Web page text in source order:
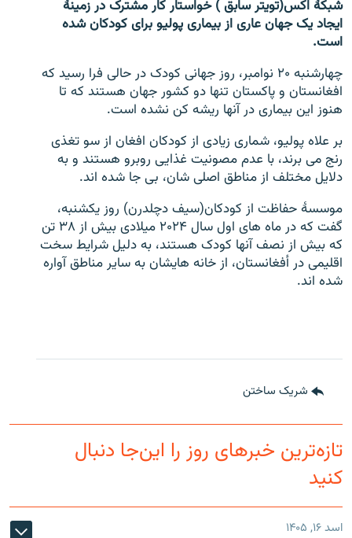
همۀ سایت‌های رادیو آزادی/ رادیو اروپای آزاد
شبکۀ اکس(تویتر سابق ) خواستار کار مشترک در زمینۀ
ایجاد یک جهان عاری از بیماری پولیو برای کودکان شده
است.
چهارشنبه ۲۰ نوامبر، روز جهانی کودک در حالی فرا رسید که
افغانستان و پاکستان تنها دو کشور جهان هستند که تا
هنوز این بیماری در آنها ریشه کن نشده است.
بر علاه پولیو، شماری زیادی از کودکان افغان از سو تغذی
رنج می برند، با عدم مصونیت غذایی روبرو هستند و به
دلایل مختلف از مناطق اصلی شان، بی جا شده اند.
موسسۀ حفاظت از کودکان(سیف دچلدرن) روز یکشنبه،
گفت که در ماه های اول سال ۲۰۲۴ میلادی بیش از ۳۸ تن
که بیش از نصف آنها کودک هستند، به دلیل شرایط سخت
اقلیمی در أفغانستان، از خانه هایشان به سایر مناطق آواره
شده اند.
شریک ساختن
تازه‌ترین خبرهای روز را این‌جا دنبال
کنید
اسد ۱۶, ۱۴۰۵